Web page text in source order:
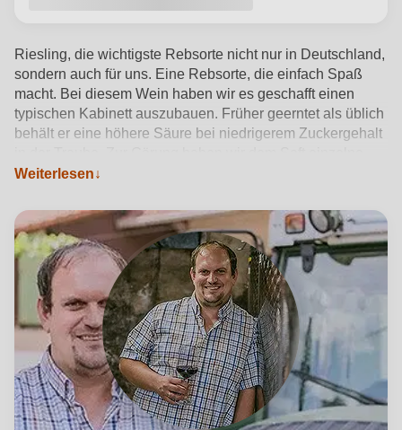
Riesling, die wichtigste Rebsorte nicht nur in Deutschland,
sondern auch für uns. Eine Rebsorte, die einfach Spaß
macht. Bei diesem Wein haben wir es geschafft einen
typischen Kabinett auszubauen. Früher geerntet als üblich
behält er eine höhere Säure bei niedrigerem Zuckergehalt
Beeren mit in den Tank hinzugegeben. Dies gibt dem Wein
Zitrus-Aromen des Rieslings dominant. Die höhere
Restsüße des Weines machen den Wein zu einem echten
Leckerbissen und Lust auf mehr.
Produktdetails anzeigen →
Weiterlesen